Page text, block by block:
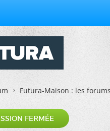
Futura-Maison : les
FERMÉE